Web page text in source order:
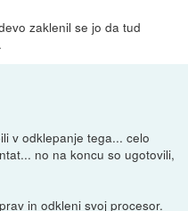
zaklenil se jo da tud
v odklepanje tega... celo
no na koncu so ugotovili,
in odkleni svoj procesor.